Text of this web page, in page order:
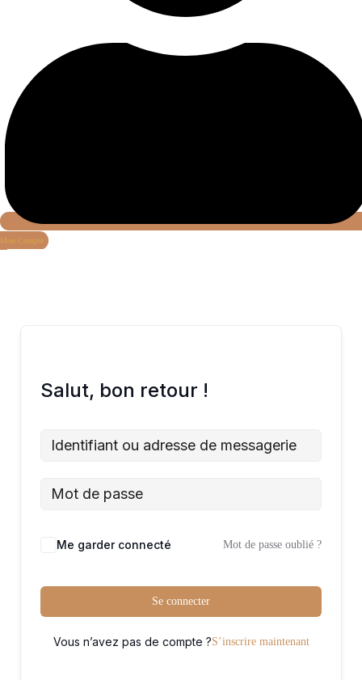
Mon Compte
Salut, bon retour !
Me garder connecté Mot de passe oublié ?
Se connecter
Vous n’avez pas de compte ?S’inscrire maintenant